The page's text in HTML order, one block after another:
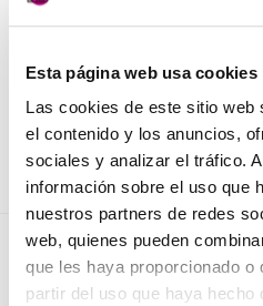
Esta página web usa cookies
Las cookies de este sitio web
el contenido y los anuncios,
sociales y analizar el tráfico.
información sobre el uso que
nuestros partners de redes
web, quienes pueden
que les haya proporcionado o
partir del uso que haya hecho
Ampollas Loción
63,50€ (IVA incluido)
LEER MÁS
NOVEDADES